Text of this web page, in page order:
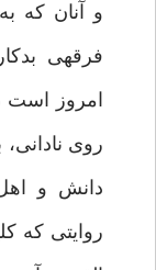
و آنان كه
فرقه‏ى
امروز است
روى نادانى،
دانش و
روايتى كه